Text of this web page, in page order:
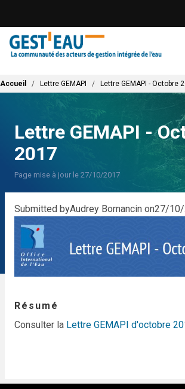
contenu
principal
Fil d'Ariane
Accueil Lettre GEMAPI Lettre GEMAPI - Octobre
Lettre GEMAPI -
2017
Page mise à jour le 27/10/2017
Submitted byAudrey Bornancin on27/
Résumé
Consulter la Lettre GEMAPI d'octobre